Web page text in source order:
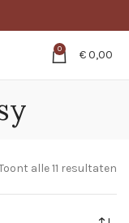
0 €0,00
alle 11 resultaten